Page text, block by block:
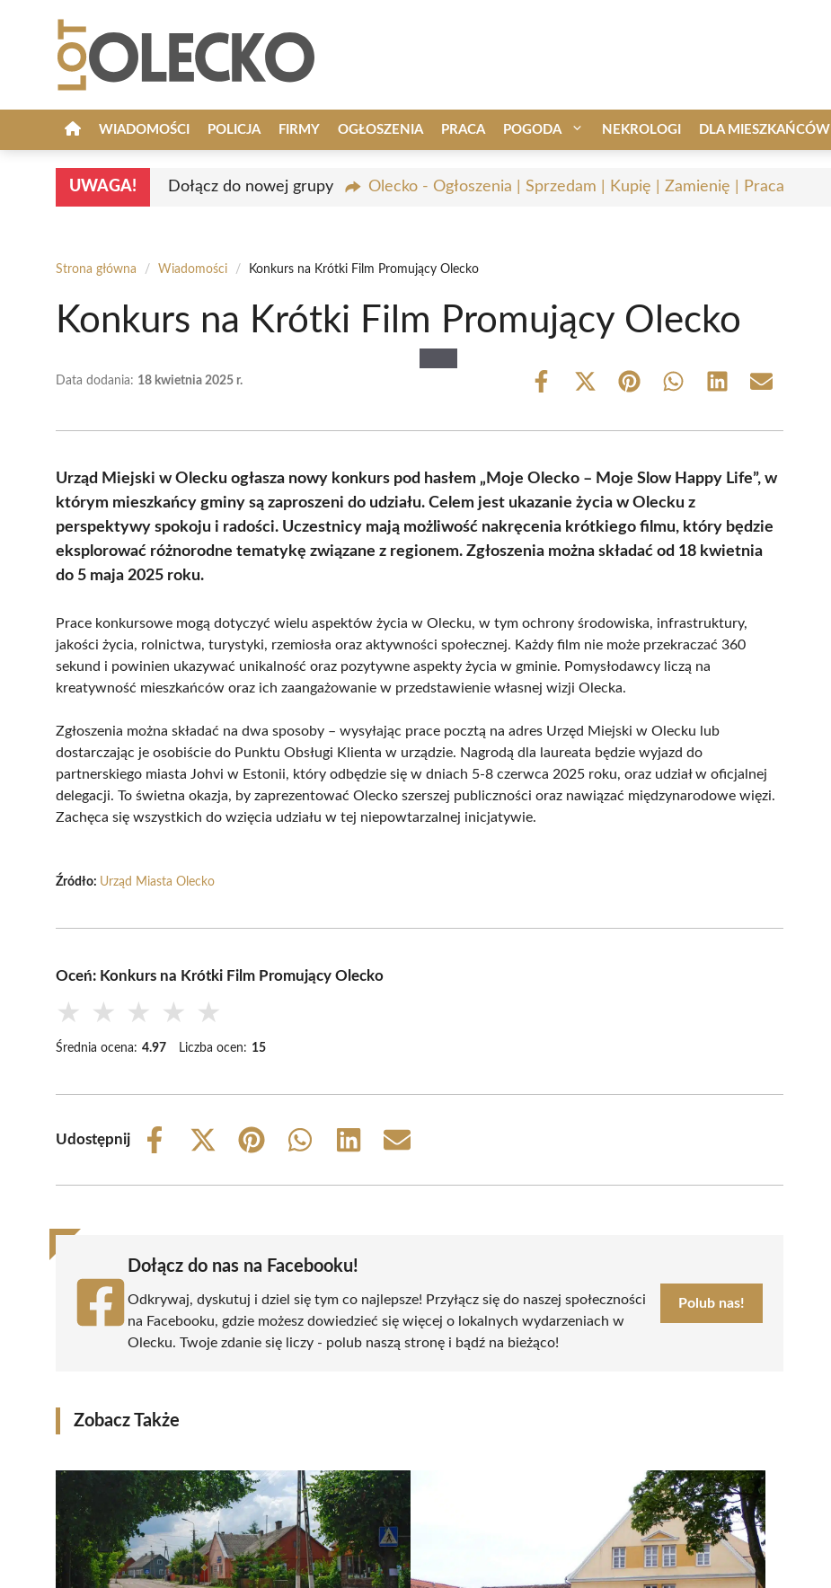
WIADOMOŚCI POLICJA FIRMY OGŁOSZENIA PRACA POGODA NEKROLOGI DLA MIESZKAŃCÓW
UWAGA! Dołącz do nowej grupy Olecko - Ogłoszenia | Sprzedam | Kupię | Zamienię | Praca
Strona główna / Wiadomości / Konkurs na Krótki Film Promujący Olecko
Konkurs na Krótki Film Promujący Olecko
Data dodania: 18 kwietnia 2025 r.
Share
Share
(Twitter)
Share Share Share Share
Urząd Miejski w Olecku ogłasza nowy konkurs pod hasłem „Moje Olecko – Moje Slow Happy Life”, w
którym mieszkańcy gminy są zaproszeni do udziału. Celem jest ukazanie życia w Olecku z
perspektywy spokoju i radości. Uczestnicy mają możliwość nakręcenia krótkiego filmu, który będzie
eksplorować różnorodne tematykę związane z regionem. Zgłoszenia można składać od 18 kwietnia
do 5 maja 2025 roku.
Prace konkursowe mogą dotyczyć wielu aspektów życia w Olecku, w tym ochrony środowiska, infrastruktury,
jakości życia, rolnictwa, turystyki, rzemiosła oraz aktywności społecznej. Każdy film nie może przekraczać 360
sekund i powinien ukazywać unikalność oraz pozytywne aspekty życia w gminie. Pomysłodawcy liczą na
kreatywność mieszkańców oraz ich zaangażowanie w przedstawienie własnej wizji Olecka.
Zgłoszenia można składać na dwa sposoby – wysyłając prace pocztą na adres Urzęd Miejski w Olecku lub
dostarczając je osobiście do Punktu Obsługi Klienta w urządzie. Nagrodą dla laureata będzie wyjazd do
partnerskiego miasta Johvi w Estonii, który odbędzie się w dniach 5-8 czerwca 2025 roku, oraz udział w oficjalnej
delegacji. To świetna okazja, by zaprezentować Olecko szerszej publiczności oraz nawiązać międzynarodowe więzi.
Zachęca się wszystkich do wzięcia udziału w tej niepowtarzalnej inicjatywie.
Źródło: Urząd Miasta Olecko
Oceń: Konkurs na Krótki Film Promujący Olecko
★ ★ ★ ★ ★
Średnia ocena: 4.97 Liczba ocen: 15
Udostępnij
Share
Share
(Twitter)
Share
Share
Share
Share
Dołącz do nas na Facebooku!
Odkrywaj, dyskutuj i dziel się tym co najlepsze! Przyłącz się do naszej społeczności
na Facebooku, gdzie możesz dowiedzieć się więcej o lokalnych wydarzeniach w
Olecku. Twoje zdanie się liczy - polub naszą stronę i bądź na bieżąco!
Polub nas!
Zobacz Także